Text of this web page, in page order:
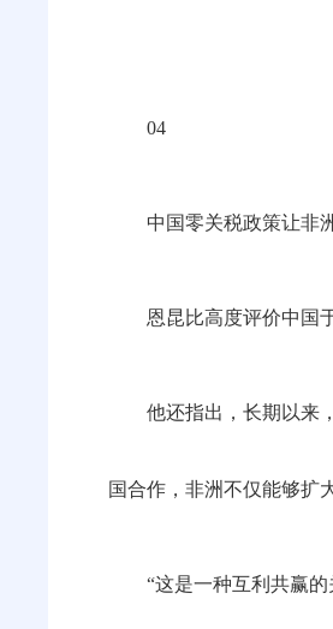
04
中国零关税政策让非
恩昆比高度评价中国
他还指出，长期以来
国合作，非洲不仅能够扩
“这是一种互利共赢